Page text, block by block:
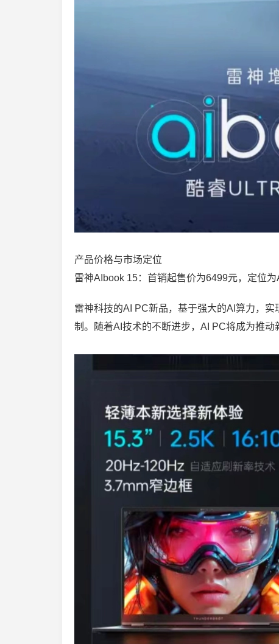
产品价格与市场定位
雷神AIbook 15：首销起售价为6499元，定位
雷神科技的AI PC新品，基于强大的AI算力，
制。随着AI技术的不断进步，AI PC将成为推动